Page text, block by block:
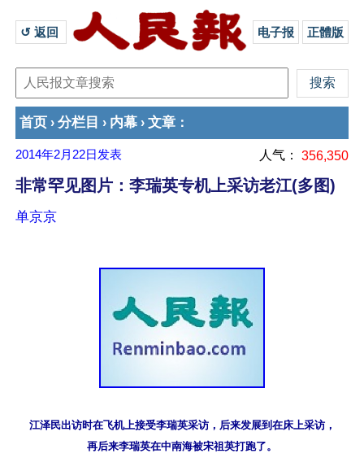
↺ 返回 电子报 正體版
首页 › 分栏目 › 内幕 › 文章 ：
2014年2月22日 发表 人气： 356,350
非常罕见图片：李瑞英专机上采访老江(多图)
单京京
江泽民出访时在飞机上接受李瑞英采访，后来发展到在床上采访，
再后来李瑞英在中南海被宋祖英打跑了。